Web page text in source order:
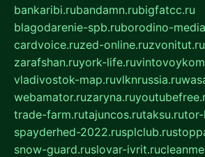
bankaribi.rubandamn.rubigfatcc.ru
blagodarenie-spb.ruborodino-
cardvoice.ruzed-online.ruzvonitut.ru
zarafshan.ruyork-life.ru
vladivostok-map.ruvlknrussia.ru
webamator.ruzaryna.ru
trade-farm.rutajuncos.rutaksu.ru
spayderhed-2022.rusplclub.ru
snow-guard.ruslovar-ivrit.ru